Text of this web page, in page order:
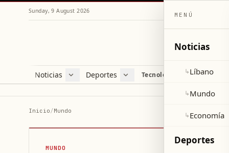
Sunday, 9 August 2026
Noticias
Líbano
Deportes
Fútbol
Tecnología y ciencia
Inicio/Mundo
MUNDO
MENÚ
Noticias
↳Líbano
↳Mundo
↳Economía
Deportes